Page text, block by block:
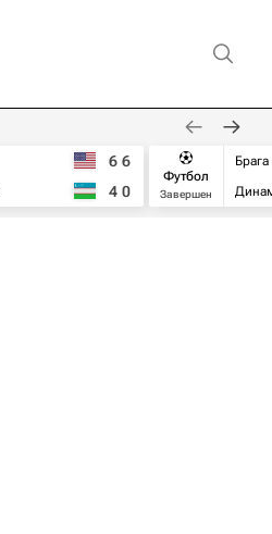
6 6
4 0
Футбол
Завершен
Брага